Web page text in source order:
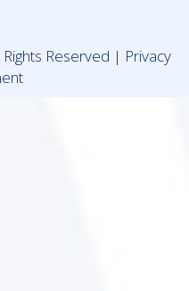
Reserved | Privacy